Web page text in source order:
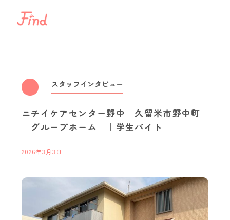
通いのサービス 訪問のサービス
キャリアパス
イベント開催情報 介護ネッ
Topics
スタッフインタビュー
ニチイケアセンター野中 久留米市野中町
｜グループホーム ｜学生バイト
2026年3月3日